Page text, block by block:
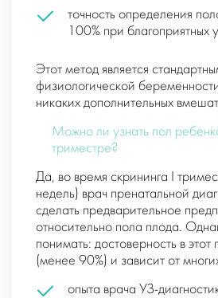
точность определения
100% при благоприятных
Этот метод является
физиологической
никаких дополнительных
Можно ли узнать пол
триместре?
Да, во время скрининга I
недель) врач пренатальной
сделать предварительное
относительно пола плода.
понимать: достоверность в
(менее 90%) и зависит от
опыта врача УЗ-